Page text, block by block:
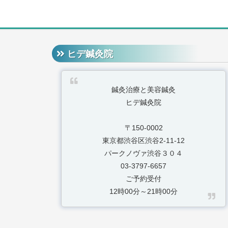
ヒデ鍼灸院
鍼灸治療と美容鍼灸
ヒデ鍼灸院
〒150-0002
東京都渋谷区渋谷2-11-12
パークノヴァ渋谷３０４
03-3797-6657
ご予約受付
12時00分～21時00分